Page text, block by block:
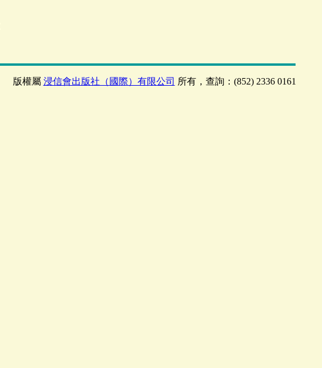
版權屬 浸信會出版社（國際）有限公司 所有，查詢：(852) 2336 0161